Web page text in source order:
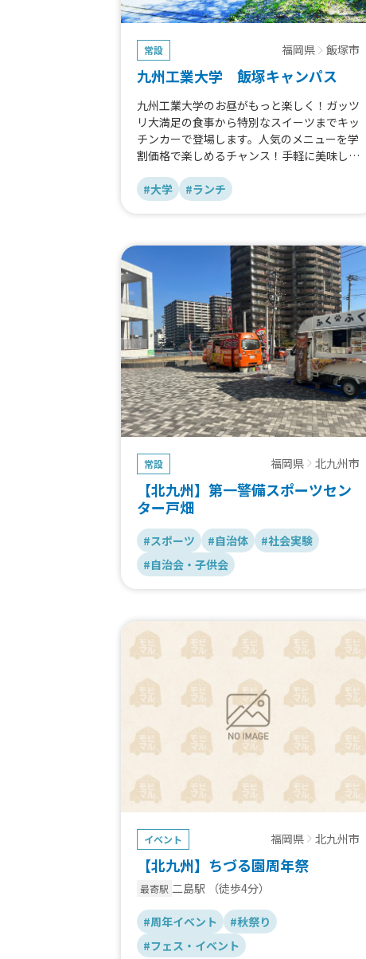
常設 福岡県 飯塚市
九州工業大学 飯塚キャンパス
九州工業大学のお昼がもっと楽しく！ガッツ
リ大満足の食事から特別なスイーツまでキッ
チンカーで登場します。人気のメニューを学
割価格で楽しめるチャンス！手軽に美味しい
い！
#大学 #ランチ
常設 福岡県 北九州市
【北九州】第一警備スポーツセン
ター戸畑
#スポーツ #自治体
#社会実験
#自治会・子供会
イベント 福岡県 北九州市
【北九州】ちづる園周年祭
最寄駅 二島駅 （徒歩4分）
#周年イベント
#秋祭り
#フェス・イベント